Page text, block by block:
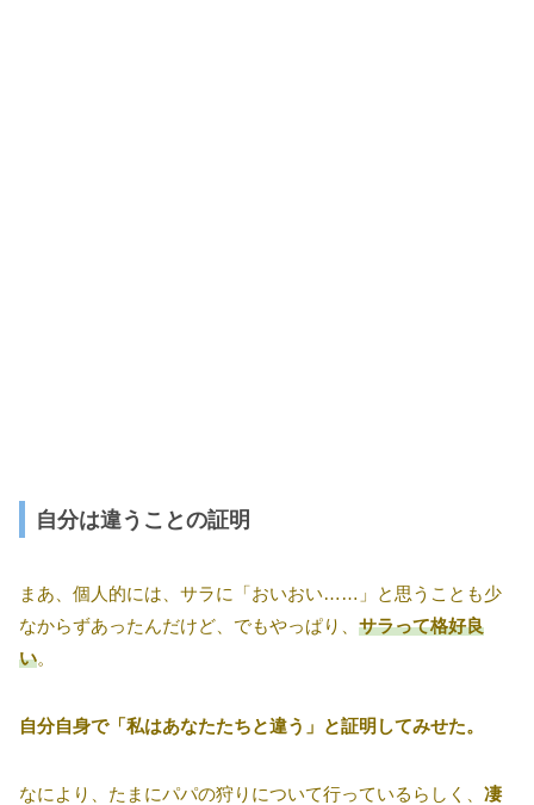
自分は違うことの証明
まあ、個人的には、サラに「おいおい……」と思うことも少
なからずあったんだけど、でもやっぱり、 サラって格好良
い。
自分自身で「私はあなたたちと違う」と証明してみせた。
なにより、たまにパパの狩りについて行っているらしく、 凄